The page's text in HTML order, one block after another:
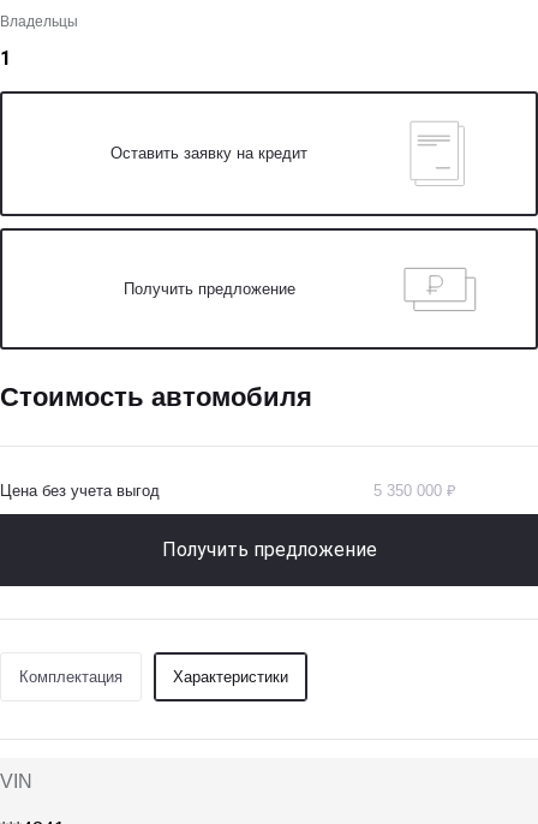
Владельцы
1
Оставить заявку на кредит
Получить предложение
Стоимость автомобиля
Цена без учета выгод 5 350 000 ₽
Получить предложение
Комплектация Характеристики
VIN